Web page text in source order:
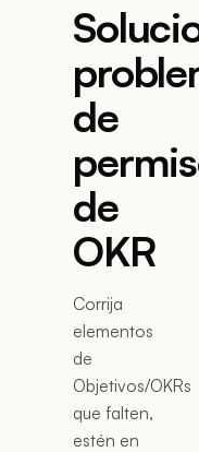
de
de
OKR
Corrija
elementos
de
Objetivos/OKRs
que falten,
estén en